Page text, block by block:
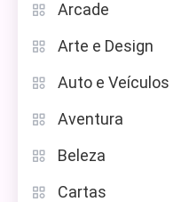
Arcade
Arte e Design
Auto e Veículos
Aventura
Beleza
Cartas